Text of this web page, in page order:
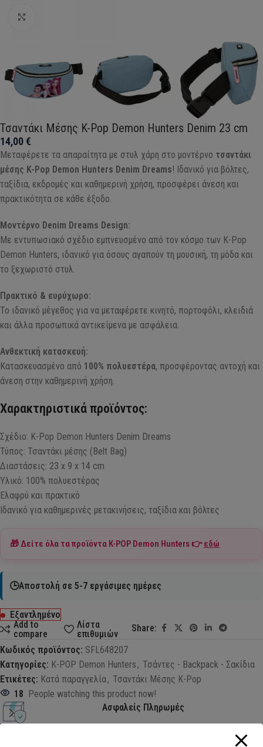
Τσαντάκι Μέσης K-Pop Demon Hunters Denim 23 cm
14,00€
Μεταφέρετε τα απαραίτητα με στυλ χάρη στο μοντέρνο τσαντάκι
μέσης K-Pop Demon Hunters Denim Dreams! Ιδανικό για βόλτες,
ταξίδια, εκδρομές και καθημερινή χρήση, προσφέρει άνεση και
πρακτικότητα σε κάθε έξοδο.
Μοντέρνο Denim Dreams Design:
Με εντυπωσιακό σχέδιο εμπνευσμένο από τον κόσμο των K-Pop
Demon Hunters, ιδανικό για όσους αγαπούν τη μουσική, τη μόδα και
το ξεχωριστό στυλ.
Πρακτικό & ευρύχωρο:
Το ιδανικό μέγεθος για να μεταφέρετε κινητό, πορτοφόλι, κλειδιά
και άλλα προσωπικά αντικείμενα με ασφάλεια.
Ανθεκτική κατασκευή:
Κατασκευασμένο από 100% πολυεστέρα, προσφέροντας αντοχή και
άνεση στην καθημερινή χρήση.
Χαρακτηριστικά προϊόντος:
Σχέδιο: K-Pop Demon Hunters Denim Dreams
Τύπος: Τσαντάκι μέσης (Belt Bag)
Διαστάσεις: 23 x 9 x 14 cm
Υλικό: 100% πολυεστέρας
Ελαφρύ και πρακτικό
Ιδανικό για καθημερινές μετακινήσεις, ταξίδια και βόλτες
🎁 Δείτε όλα τα προϊόντα K-POP Demon Hunters👉εδώ
🕒Αποστολή σε 5-7 εργάσιμες ημέρες
Εξαντλημένο
Add to
compare
Λίστα
επιθυμιών
Share:
Κωδικός προϊόντος: SFL648207
Κατηγορίες: K-POP Demon Hunters , Τσάντες - Backpack - Σακίδια
Ετικέτες: Κατά παραγγελία, Τσαντάκι Μέσης K-Pop
18 People watching this product now!
Ασφαλείς Πληρωμές